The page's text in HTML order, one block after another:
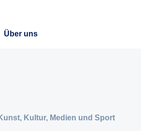
Über uns
Kultur, Medien und Sport